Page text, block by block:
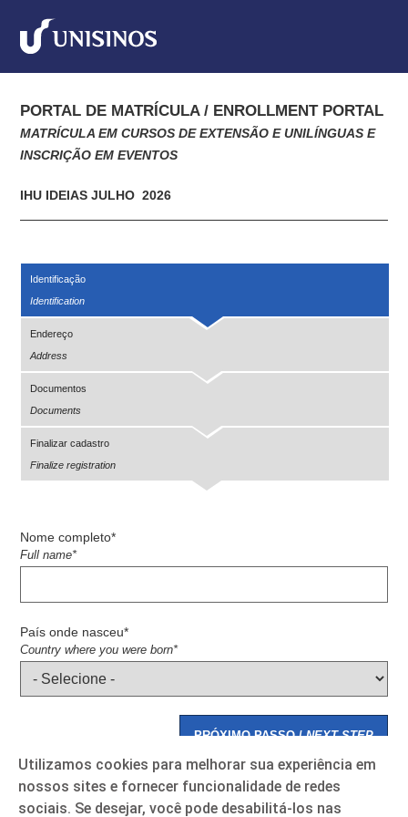
PORTAL DE MATRÍCULA / ENROLLMENT PORTAL
MATRÍCULA EM CURSOS DE EXTENSÃO E UNILÍNGUAS E
INSCRIÇÃO EM EVENTOS
IHU IDEIAS JULHO  2026
Identificação
Identification
Endereço
Address
Documentos
Documents
Finalizar cadastro
Finalize registration
Nome completo*
Full name*
País onde nasceu*
Country where you were born*
PRÓXIMO PASSO /NEXT STEP
Utilizamos cookies para melhorar sua experiência em
nossos sites e fornecer funcionalidade de redes
sociais. Se desejar, você pode desabilitá-los nas